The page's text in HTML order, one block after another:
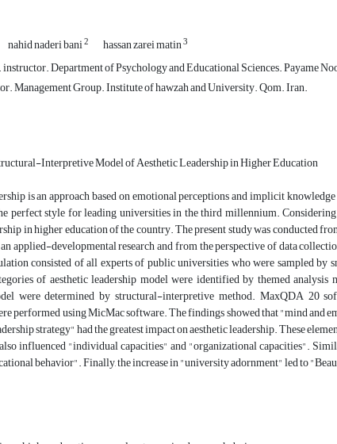
nahid naderi bani2 hassan zarei matin3
Department of Psychology and Educational Sciences. Payame
Management Group. Institute of hawzah and University. Qom. Iran.
Interpretive Model of Aesthetic Leadership in Higher Education
is an approach based on emotional perceptions and implicit
perfect style for leading universities in the third millennium.
in higher education of the country. The present study was conducted
applied-developmental research and from the perspective of data
consisted of all experts of public universities who were sampled
of aesthetic leadership model were identified by themed
were determined by structural-interpretive method. MaxQDA 20
performed using MicMac software. The findings showed that "mind and
strategy" had the greatest impact on aesthetic leadership. These
influenced "individual capacities" and "organizational capacities".
behavior". Finally, the increase in "university adornment" led to